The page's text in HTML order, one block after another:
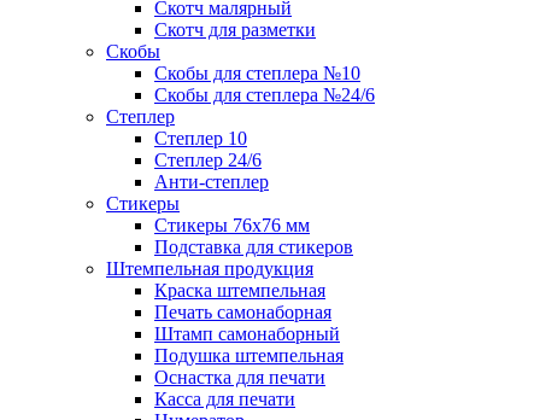
Скотч малярный
Скотч для разметки
Скобы
Скобы для степлера №10
Скобы для степлера №24/6
Степлер
Степлер 10
Степлер 24/6
Анти-степлер
Стикеры
Стикеры 76x76 мм
Подставка для стикеров
Штемпельная продукция
Краска штемпельная
Печать самонаборная
Штамп самонаборный
Подушка штемпельная
Оснастка для печати
Касса для печати